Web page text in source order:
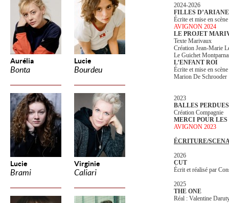
Aurélia
Bonta
Lucie
Bourdeu
Lucie
Brami
Virginie
Caliari
2024-2026
FILLES D’ARIANE
Écrite et mise en
AVIGNON 2024
LE PROJET
Texte Marivaux
Création Jean-Marie
Le Guichet
L’ENFANT ROI
Écrite et mise en scène
Marion De Schrooder
2023
BALLES PERDUES
Création Compagnie
MERCI POUR LES
AVIGNON 2023
ÉCRITURE/
2026
CUT
Écrit et réalisé par
2025
THE ONE
Réal : Valentine